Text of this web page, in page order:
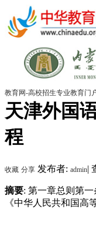
教育网-高校招生专业教育门
天津外国
程
收藏 分享 发布者: admin|
摘要: 第一章总则第
《中华人民共和国